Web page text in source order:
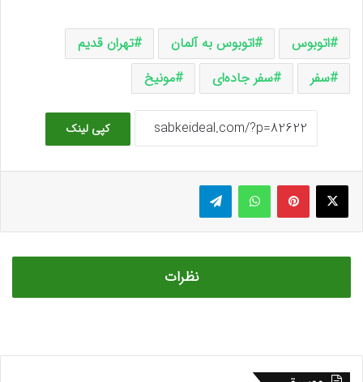
اتوبوس اتوبوس به آلمان
تهران قدیم
سفر
سفر جاده‌ای مونیخ
کپی لینک
ایکس پینتریستواتس آپ تلگرام
نظرات